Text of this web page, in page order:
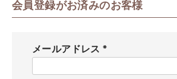
会員登録がお済みのお客様
メールアドレス